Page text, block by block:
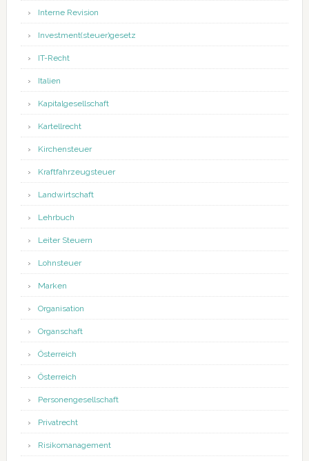
Interne Revision
Investment(steuer)gesetz
IT-Recht
Italien
Kapitalgesellschaft
Kartellrecht
Kirchensteuer
Kraftfahrzeugsteuer
Landwirtschaft
Lehrbuch
Leiter Steuern
Lohnsteuer
Marken
Organisation
Organschaft
Österreich
Österreich
Personengesellschaft
Privatrecht
Risikomanagement